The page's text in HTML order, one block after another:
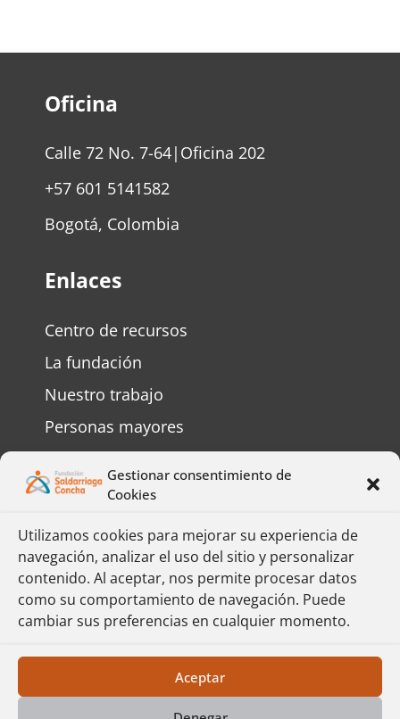
Gestionar consentimiento de
Cookies
Utilizamos cookies para mejorar su experiencia de
navegación, analizar el uso del sitio y personalizar
contenido. Al aceptar, nos permite procesar datos
como su comportamiento de navegación. Puede
cambiar sus preferencias en cualquier momento.
Aceptar
Oficina
Calle 72 No. 7-64|Oficina 202
+57 601 5141582
Bogotá, Colombia
Enlaces
Centro de recursos
La fundación
Nuestro trabajo
Personas mayores
Personas con discapacidad
Preguntas frecuentes
Contáctenos
Complete el formulario y responderemos
su mensaje lo más pronto posible.
Política de Protección de Datos